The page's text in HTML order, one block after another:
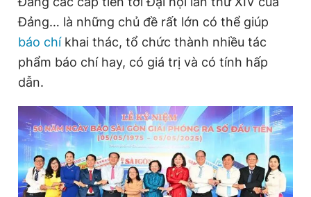
Đảng… là những chủ đề rất lớn có thể giúp
báo chíkhai thác, tổ chức thành nhiều tác
phẩm báo chí hay, có giá trị và có tính hấp
dẫn.